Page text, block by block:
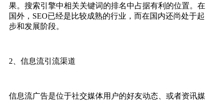
果。搜索引擎中相关关键词的排名中占据有利的位置。在
国外，SEO已经是比较成熟的行业，而在国内还尚处于起
步和发展阶段。
2、信息流引流渠道
信息流广告是位于社交媒体用户的好友动态、或者资讯媒